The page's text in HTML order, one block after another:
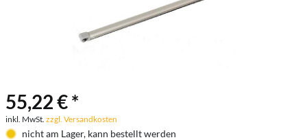
55,22 € *
inkl. MwSt. zzgl. Versandkosten
nicht am Lager, kann bestellt werden